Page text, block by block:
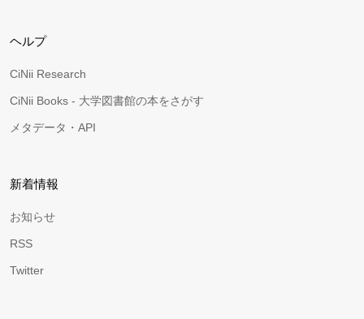
ヘルプ
CiNii Research
CiNii Books - 大学図書館の本をさがす
メタデータ・API
新着情報
お知らせ
RSS
Twitter